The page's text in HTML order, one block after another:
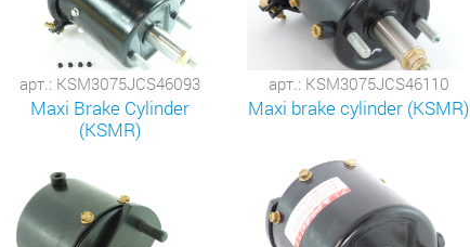
арт.: KSM3075JCS46093
Maxi Brake Cylinder
(KSMR)
арт.: KSM3075JCS46110
Maxi brake cylinder (KSMR)